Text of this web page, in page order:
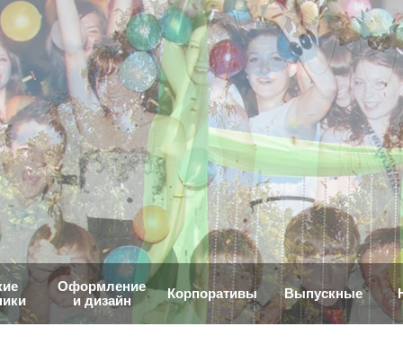
Оформление
и дизайн
Корпоративы Выпускные